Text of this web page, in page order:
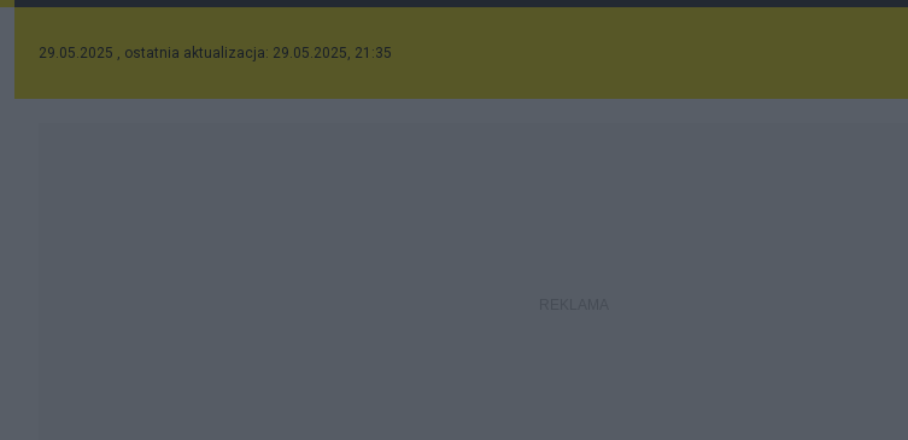
29.05.2025 , ostatnia aktualizacja: 29.05.2025, 21:35